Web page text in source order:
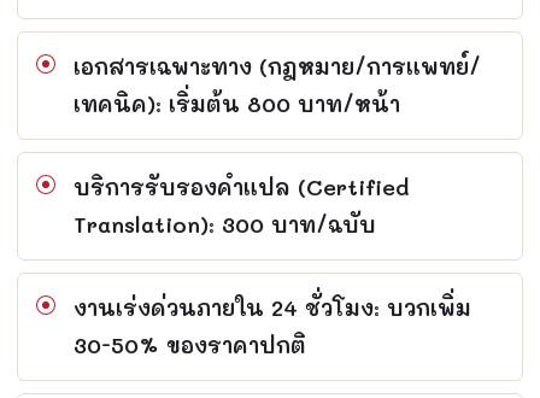
เอกสารเฉพาะทาง (กฎหมาย/การแพทย์/
เทคนิค): เริ่มต้น 800 บาท/หน้า
บริการรับรองคำแปล (Certified
Translation): 300 บาท/ฉบับ
งานเร่งด่วนภายใน 24 ชั่วโมง: บวกเพิ่ม
30-50% ของราคาปกติ